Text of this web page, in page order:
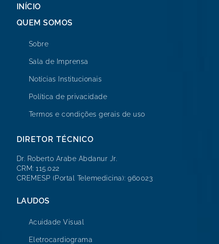
INÍCIO
QUEM SOMOS
Sobre
Sala de Imprensa
Notícias Institucionais
Política de privacidade
Termos e condições gerais de uso
DIRETOR TÉCNICO
Dr. Roberto Arabe Abdanur Jr.
CRM: 115.022
CREMESP (Portal Telemedicina): 960023
LAUDOS
Acuidade Visual
Eletrocardiograma